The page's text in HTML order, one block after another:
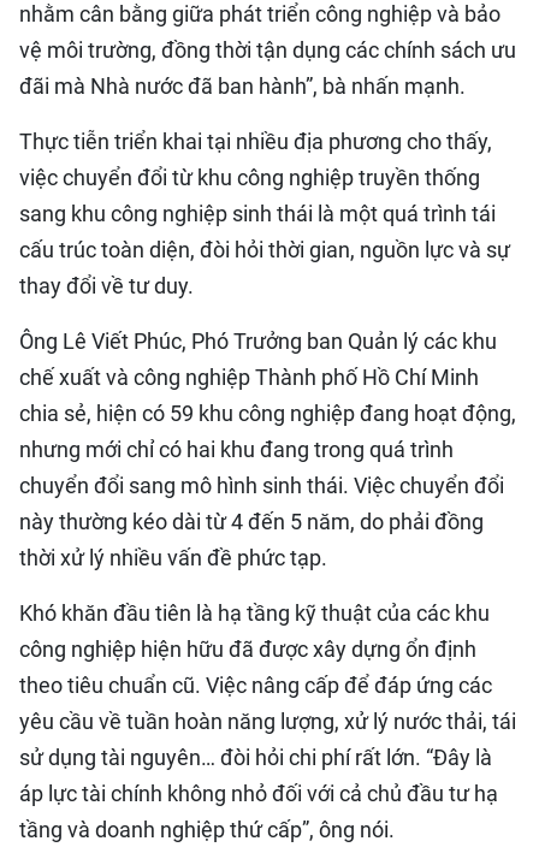
nhằm cân bằng giữa phát triển công nghiệp và bảo
vệ môi trường, đồng thời tận dụng các chính sách ưu
đãi mà Nhà nước đã ban hành”, bà nhấn mạnh.
Thực tiễn triển khai tại nhiều địa phương cho thấy,
việc chuyển đổi từ khu công nghiệp truyền thống
sang khu công nghiệp sinh thái là một quá trình tái
cấu trúc toàn diện, đòi hỏi thời gian, nguồn lực và sự
thay đổi về tư duy.
Ông Lê Viết Phúc, Phó Trưởng ban Quản lý các khu
chế xuất và công nghiệp Thành phố Hồ Chí Minh
chia sẻ, hiện có 59 khu công nghiệp đang hoạt động,
nhưng mới chỉ có hai khu đang trong quá trình
chuyển đổi sang mô hình sinh thái. Việc chuyển đổi
này thường kéo dài từ 4 đến 5 năm, do phải đồng
thời xử lý nhiều vấn đề phức tạp.
Khó khăn đầu tiên là hạ tầng kỹ thuật của các khu
công nghiệp hiện hữu đã được xây dựng ổn định
theo tiêu chuẩn cũ. Việc nâng cấp để đáp ứng các
yêu cầu về tuần hoàn năng lượng, xử lý nước thải, tái
sử dụng tài nguyên… đòi hỏi chi phí rất lớn. “Đây là
áp lực tài chính không nhỏ đối với cả chủ đầu tư hạ
tầng và doanh nghiệp thứ cấp”, ông nói.